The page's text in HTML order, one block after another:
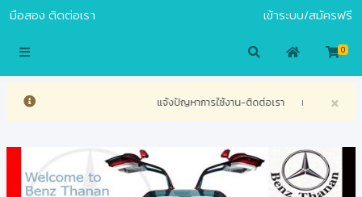
มือสอง ติดต่อเรา เข้าระบบ/สมัครฟรี
0
×
แจ้งปัญหาการใช้งาน-ติดต่อเรา ท่านสนใจร่วมงาน